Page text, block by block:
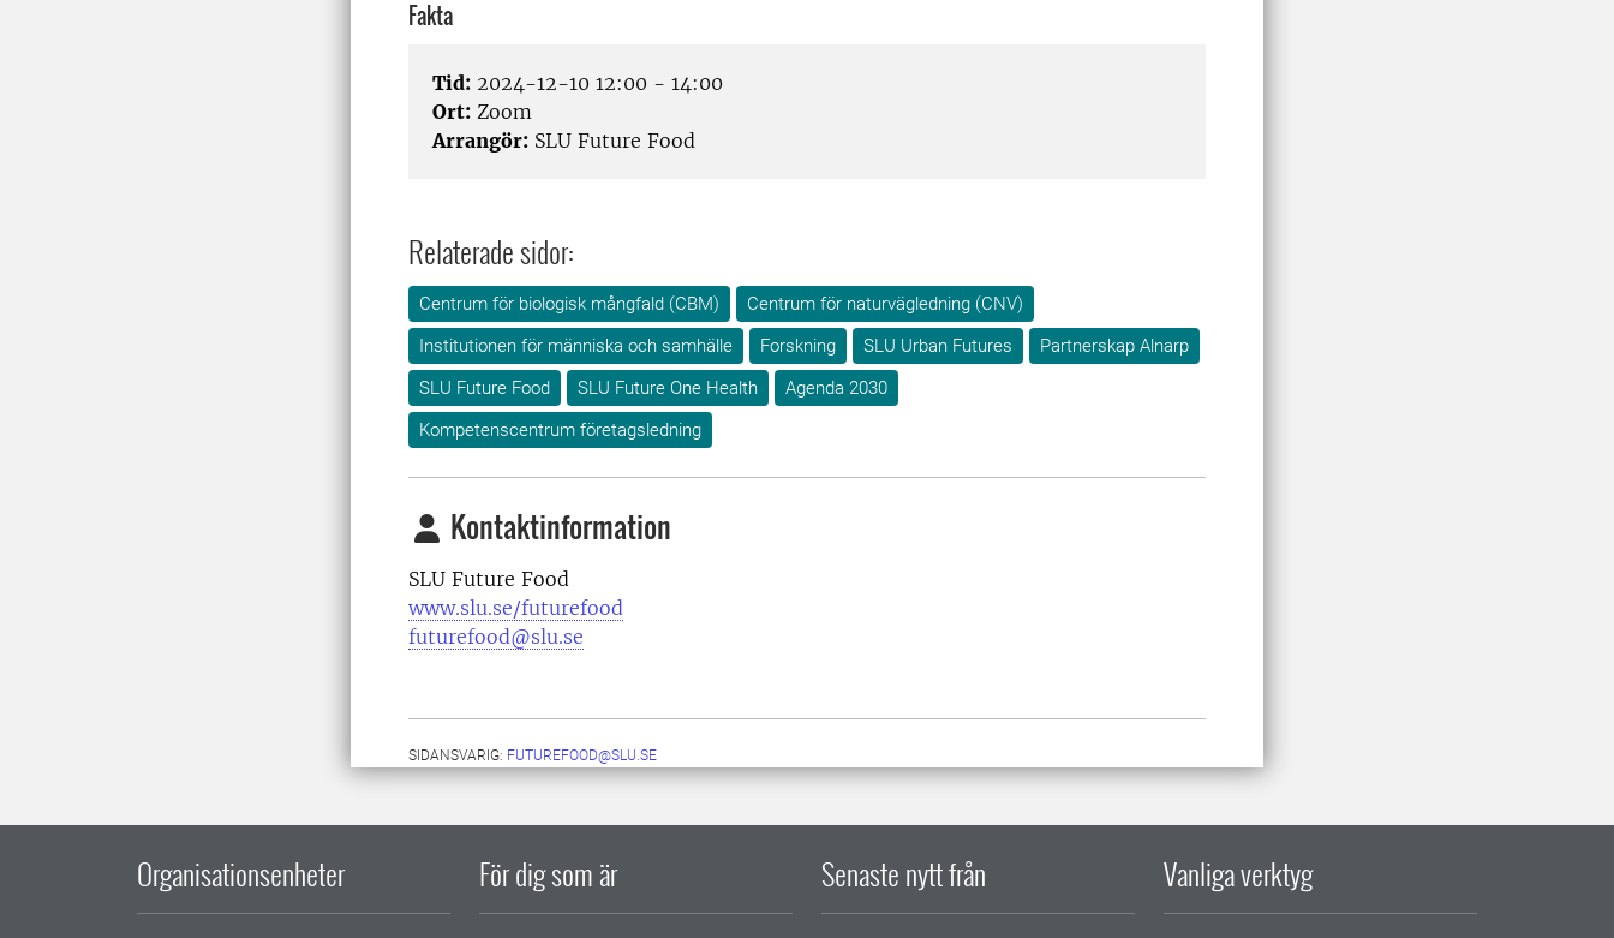
Fakta
Tid: 2024-12-10 12:00 - 14:00
Ort: Zoom
Arrangör: SLU Future Food
Relaterade sidor:
Centrum för biologisk mångfald (CBM)
Centrum för naturvägledning (CNV)
Institutionen för människa och samhälle
Forskning SLU Urban Futures
Partnerskap Alnarp
SLU Future Food
SLU Future One Health
Agenda 2030
Kompetenscentrum företagsledning
Kontaktinformation
SLU Future Food
www.slu.se/futurefood
futurefood@slu.se
SIDANSVARIG: FUTUREFOOD@SLU.SE
Organisationsenheter För dig som är Senaste nytt från Vanliga verktyg